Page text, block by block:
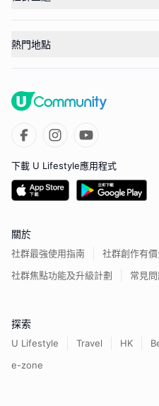
熱門地點
下載 U Lifestyle應用程式
關於
社群最強使用指南
社群創作有
社群焦點功能及升級計劃
常見
探索
U Lifestyle Travel HK
e-zone